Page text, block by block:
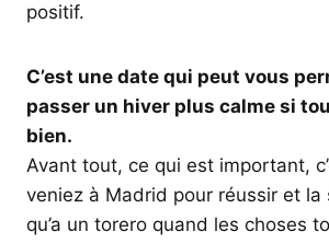
positif.
C’est une date qui peut vous
passer un hiver plus calme si
bien.
Avant tout, ce qui est important,
veniez à Madrid pour réussir et la
qu’a un torero quand les choses